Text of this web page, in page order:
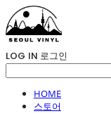
LOG IN 로그인
HOME
스토어